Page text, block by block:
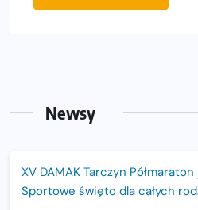
Newsy
XV DAMAK Tarczyn
Sportowe święto dla całych